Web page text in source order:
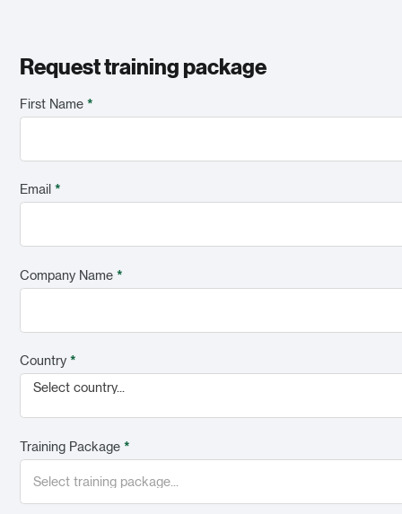
Request training package
First Name *
Email *
Company Name *
Country *
Select country...
Training Package *